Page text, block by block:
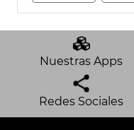
Nuestras Apps
Redes Sociales